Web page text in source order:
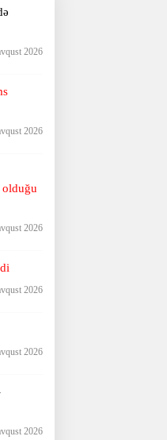
2026
2026
olduğu
2026
2026
2026
2026